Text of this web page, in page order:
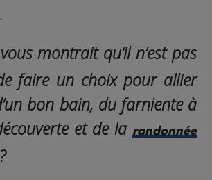
montrait qu’il n’est pas
faire un choix pour allier
bon bain, du farniente à
et de la randonnée